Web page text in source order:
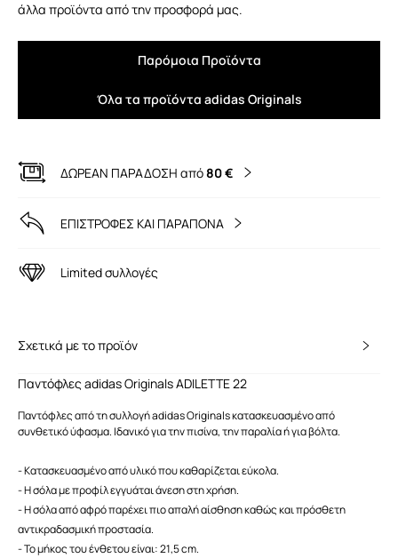
άλλα προϊόντα από την προσφορά μας.
Παρόμοια Προϊόντα
Όλα τα προϊόντα adidas Originals
ΔΩΡΕΑΝ ΠΑΡΑΔΟΣΗ από80 €
ΕΠΙΣΤΡΟΦΕΣ ΚΑΙ ΠΑΡΑΠΟΝΑ
Limited συλλογές
Σχετικά με το προϊόν
Παντόφλες adidas Originals ADILETTE 22
Παντόφλες από τη συλλογή adidas Originals κατασκευασμένο από
συνθετικό ύφασμα. Ιδανικό για την πισίνα, την παραλία ή για βόλτα.
- Κατασκευασμένο από υλικό που καθαρίζεται εύκολα.
- Η σόλα με προφίλ εγγυάται άνεση στη χρήση.
- Η σόλα από αφρό παρέχει πιο απαλή αίσθηση καθώς και πρόσθετη
αντικραδασμική προστασία.
- Το μήκος του ένθετου είναι: 21,5 cm.